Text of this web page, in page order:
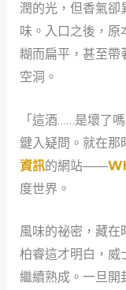
潤的光，但香氣卻
味。入口之後，原
糊而扁平，甚至帶
空洞。
「這酒……是壞了
鍵入疑問。就在那
資訊的網站——
度世界。
風味的祕密，藏在
柏睿這才明白，威
繼續熟成。一旦開